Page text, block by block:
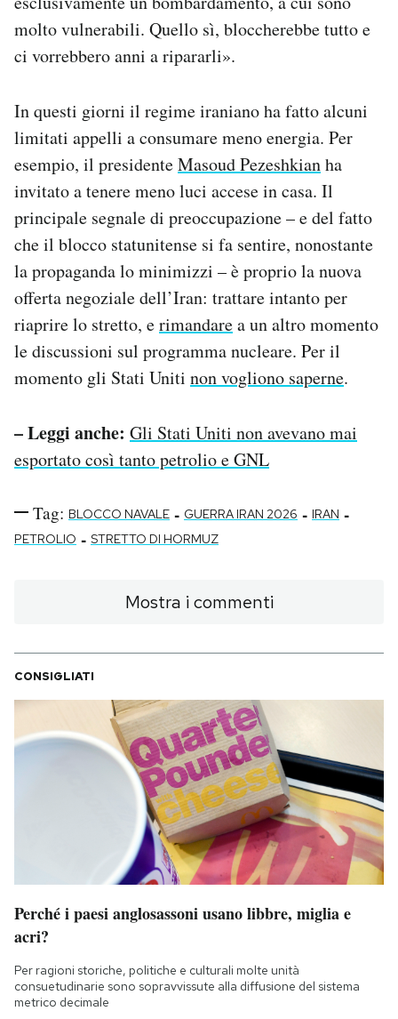
molto vulnerabili. Quello sì, bloccherebbe tutto e
ci vorrebbero anni a ripararli».
In questi giorni il regime iraniano ha fatto alcuni
limitati appelli a consumare meno energia. Per
esempio, il presidenteMasoud Pezeshkianha
invitato a tenere meno luci accese in casa. Il
principale segnale di preoccupazione – e del fatto
che il blocco statunitense si fa sentire, nonostante
la propaganda lo minimizzi – è proprio la nuova
offerta negoziale dell’Iran: trattare intanto per
riaprire lo stretto, erimandarea un altro momento
le discussioni sul programma nucleare. Per il
momento gli Stati Uniti non vogliono saperne.
– Leggi anche: Gli Stati Uniti non avevano mai
esportato così tanto petrolio e GNL
Tag: BLOCCO NAVALE - GUERRA IRAN 2026 - IRAN -
PETROLIO - STRETTO DI HORMUZ
Mostra i commenti
CONSIGLIATI
Perché i paesi anglosassoni usano libbre, miglia e
acri?
Per ragioni storiche, politiche e culturali molte unità
consuetudinarie sono sopravvissute alla diffusione del sistema
metrico decimale